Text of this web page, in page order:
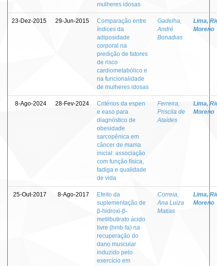
mulheres idosas
23-Dez-2015 29-Jun-2015
Comparação entre
índices da
adiposidade
corporal na
predição de fatores
de risco
cardiometabólico e
na funcionalidade
de mulheres idosas
Gadelha,
André
Bonadias
Lima,
Moreno
8-Ago-2024 28-Fev-2024
Critérios da espen
e easo para
diagnóstico de
obesidade
sarcopênica em
câncer de mama
inicial: associação
com função física,
fadiga e qualidade
de vida
Ferreira,
Priscila de
Ataídes
Lima,
Moreno
25-Out-2017 8-Ago-2017
Efeito da
suplementação de
β-hidroxi-β-
metilbutirato ácido
livre (hmb-fa) na
recuperação do
dano muscular
induzido pelo
exercício em
Correia,
Ana Luiza
Matias
Lima,
Moreno